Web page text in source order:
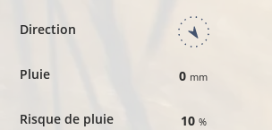
Direction
Pluie
Risque de pluie
0 mm
10 %